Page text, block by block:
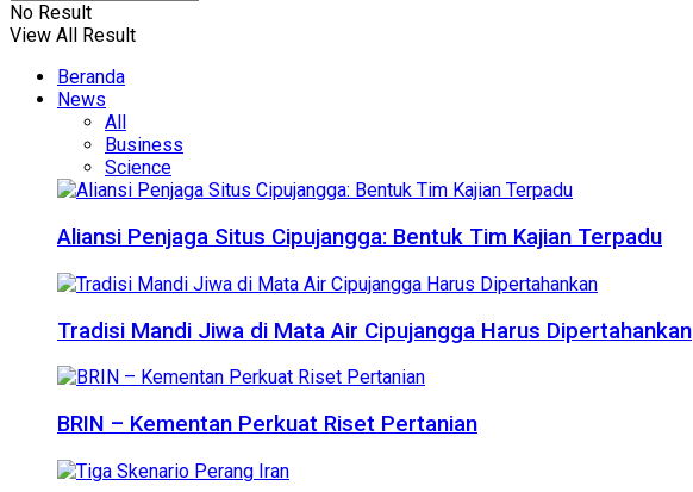
No Result
View All Result
Beranda
News
All
Business
Science
Aliansi Penjaga Situs Cipujangga: Bentuk Tim Kajian Terpadu
Tradisi Mandi Jiwa di Mata Air Cipujangga Harus Dipertahankan
BRIN – Kementan Perkuat Riset Pertanian